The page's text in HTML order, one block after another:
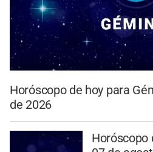
Horóscopo de hoy para
de 2026
Horóscopo